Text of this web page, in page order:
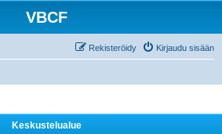
VBCF
Kirjaudu sisään
Rekisteröidy
Keskustelualue